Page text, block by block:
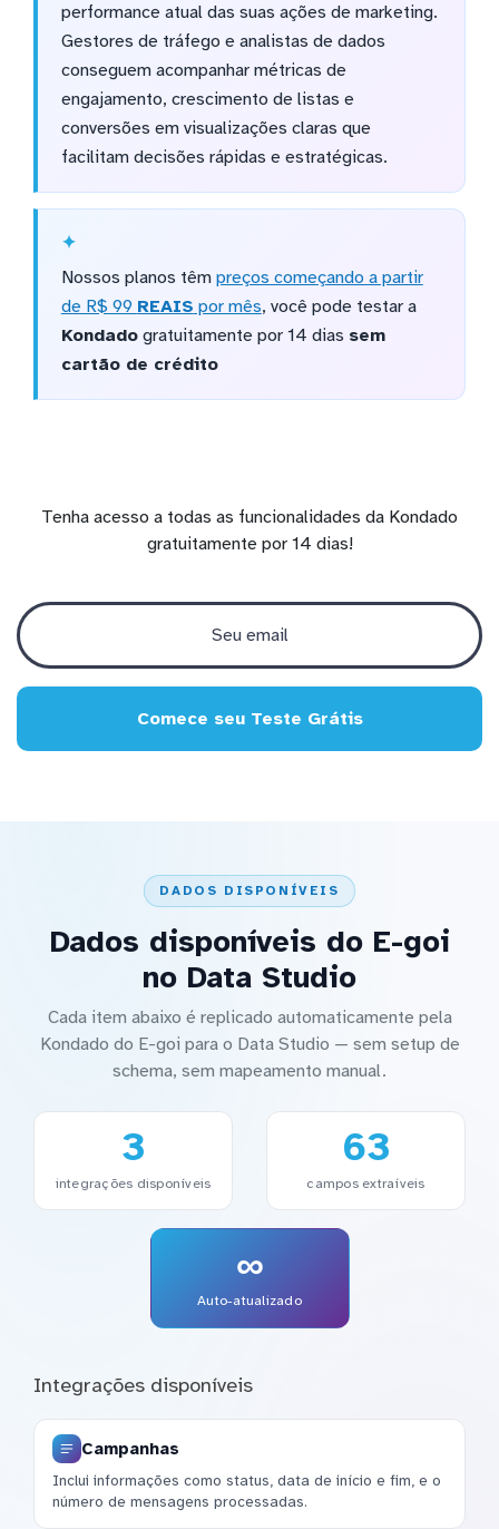
performance atual das suas ações de marketing.
Gestores de tráfego e analistas de dados
conseguem acompanhar métricas de
engajamento, crescimento de listas e
conversões em visualizações claras que
facilitam decisões rápidas e estratégicas.
Nossos planos têm preços começando a partir
de R$ 99 REAIS por mês, você pode testar a
Kondadogratuitamente por 14 dias sem
cartão de crédito
Tenha acesso a todas as funcionalidades da Kondado
gratuitamente por 14 dias!
Comece seu Teste Grátis
DADOS DISPONÍVEIS
Dados disponíveis do E-goi
no Data Studio
Cada item abaixo é replicado automaticamente pela
Kondado do E-goi para o Data Studio — sem setup de
schema, sem mapeamento manual.
3
integrações disponíveis
63
campos extraíveis
∞
Auto-atualizado
Integrações disponíveis
Campanhas
Inclui informações como status, data de início e fim, e o
número de mensagens processadas.